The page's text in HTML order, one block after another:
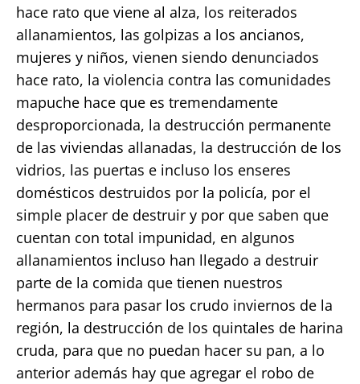
hace rato que viene al alza, los reiterados
allanamientos, las golpizas a los ancianos,
mujeres y niños, vienen siendo denunciados
hace rato, la violencia contra las comunidades
mapuche hace que es tremendamente
desproporcionada, la destrucción permanente
de las viviendas allanadas, la destrucción de los
vidrios, las puertas e incluso los enseres
domésticos destruidos por la policía, por el
simple placer de destruir y por que saben que
cuentan con total impunidad, en algunos
allanamientos incluso han llegado a destruir
parte de la comida que tienen nuestros
hermanos para pasar los crudo inviernos de la
región, la destrucción de los quintales de harina
cruda, para que no puedan hacer su pan, a lo
anterior además hay que agregar el robo de